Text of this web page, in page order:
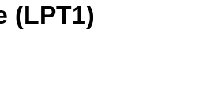
(LPT1)